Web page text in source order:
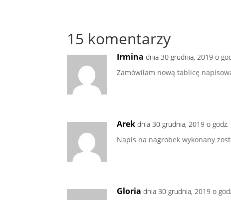
15 komentarzy
Irmina dnia 30 grudnia, 2019 o
Zamówiłam nową tablicę
Arek dnia 30 grudnia, 2019 o godz.
Napis na nagrobek wykonany
Gloria dnia 30 grudnia, 2019 o